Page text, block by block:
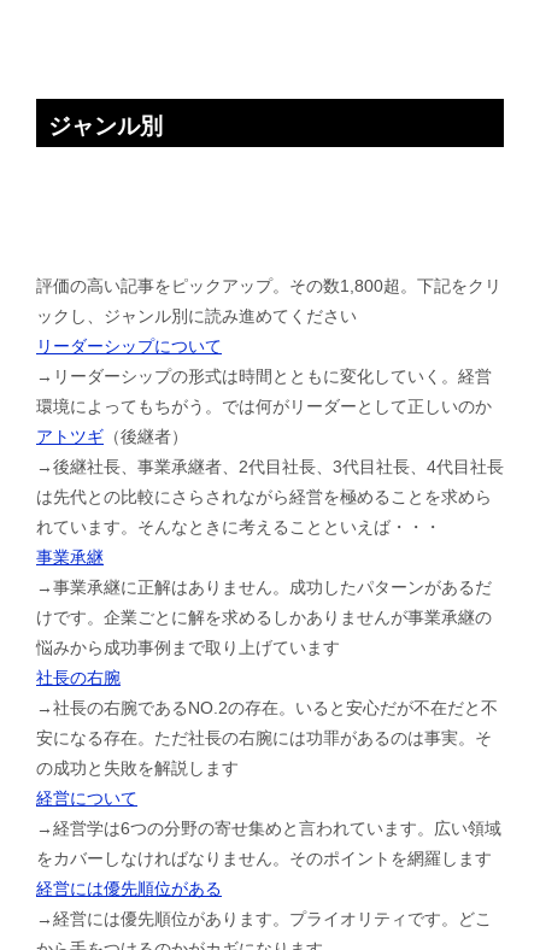
ジャンル別
評価の高い記事をピックアップ。その数1,800超。下記をクリ
ックし、ジャンル別に読み進めてください
リーダーシップについて
→リーダーシップの形式は時間とともに変化していく。経営
環境によってもちがう。では何がリーダーとして正しいのか
アトツギ （後継者）
→後継社長、事業承継者、2代目社長、3代目社長、4代目社長
は先代との比較にさらされながら経営を極めることを求めら
れています。そんなときに考えることといえば・・・
事業承継
→事業承継に正解はありません。成功したパターンがあるだ
けです。企業ごとに解を求めるしかありませんが事業承継の
悩みから成功事例まで取り上げています
社長の右腕
→社長の右腕であるNO.2の存在。いると安心だが不在だと不
安になる存在。ただ社長の右腕には功罪があるのは事実。そ
の成功と失敗を解説します
経営について
→経営学は6つの分野の寄せ集めと言われています。広い領域
をカバーしなければなりません。そのポイントを網羅します
経営には優先順位がある
→経営には優先順位があります。プライオリティです。どこ